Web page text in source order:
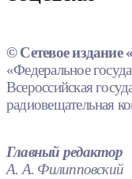
© Сетевое издание
«Федеральное
Всероссийская
радиовещательная
Главный редактор
А. А. Филипповский